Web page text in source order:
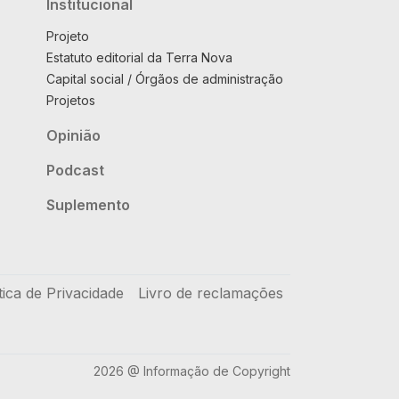
Institucional
Projeto
Estatuto editorial da Terra Nova
Capital social / Órgãos de administração
Projetos
Opinião
Podcast
Suplemento
de Privacidade Livro de reclamações
2026 @ Informação de Copyright